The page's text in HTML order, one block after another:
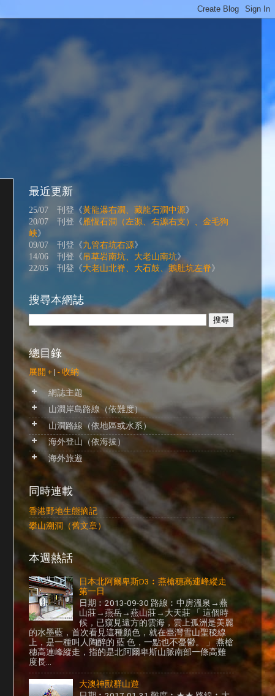
最近更新
25/07 刊登《黃龍瀑右澗、藏龍石澗中源》
20/07 刊登《雁恆石澗（左源、右源右支）、金毛狗
峽》
09/07 刊登《九管右坑右源》
14/06 刊登《吊草岩南坑、大老山南坑》
22/05 刊登《大老山北脊、大石鼓、鵝肚坑左脊》
搜尋本網誌
總目錄
展開 +| - 收納
網誌主題
山澗岸島路線（依難度）
山澗路線（依地區或水系）
海外登山（依海拔）
海外旅遊
同時連載
香港野地生態摘記
攀山溯澗（舊文章）
本週熱話
日本北阿爾卑斯D3︰燕槍穗高連峰縱走
第一日
日期︰2013-09-30 路線︰中房溫泉→燕
山莊→燕岳→燕山莊→大天莊 「 這個時
候，已窺見遠方的雲海，雲上孤洲是美麗
的水墨藍，首次看見這種顏色，就在臺灣雪山聖稜線
上，是一種叫人陶醉的 藍 色，一點也不憂鬱。 」 燕槍
穗高連峰縱走，指的是北阿爾卑斯山脈南部一條高難
度長...
大澳神獸群山遊